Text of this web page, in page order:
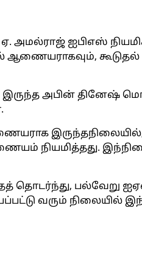
ஐபிஎஸ்
ஆணையராகவும்,
அபின் தினேஷ் மொடக்
இருந்தநிலையில்,
நியமித்தது.
தொடர்ந்து, பல்வேறு
வரும் நிலையில்